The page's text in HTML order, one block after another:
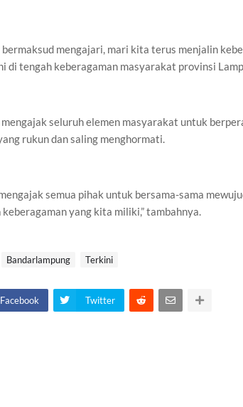
bermaksud mengajari, mari kita terus menjalin
di tengah keberagaman masyarakat provinsi
mengajak seluruh elemen masyarakat untuk
rukun dan saling menghormati.
semua pihak untuk bersama-sama
yang kita miliki,” tambahnya.
Bandarlampung Terkini
Facebook Twitter